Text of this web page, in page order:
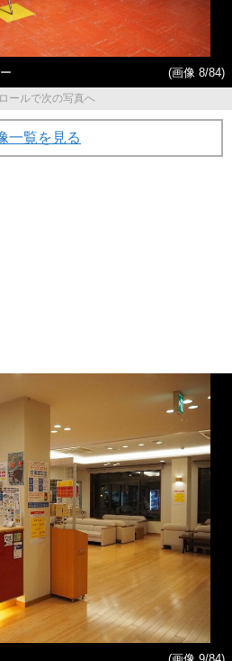
(画像 8/84)
ールで次の写真へ
一覧を見る